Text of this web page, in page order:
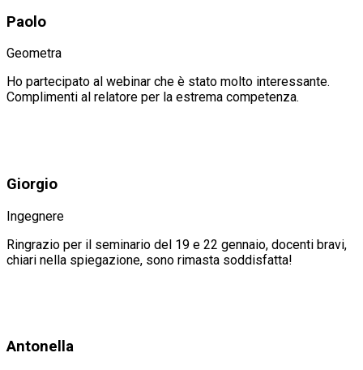
Paolo
Geometra
Ho partecipato al webinar che è stato molto interessante.
Complimenti al relatore per la estrema competenza.
Giorgio
Ingegnere
Ringrazio per il seminario del 19 e 22 gennaio, docenti bravi,
chiari nella spiegazione, sono rimasta soddisfatta!
Antonella